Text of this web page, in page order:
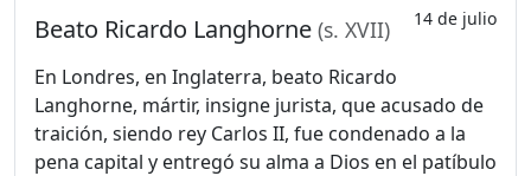
Beato Ricardo Langhorne (s. XVII) 14 de julio
En Londres, en Inglaterra, beato Ricardo
Langhorne, mártir, insigne jurista, que acusado de
traición, siendo rey Carlos II, fue condenado a la
pena capital y entregó su alma a Dios en el patíbulo